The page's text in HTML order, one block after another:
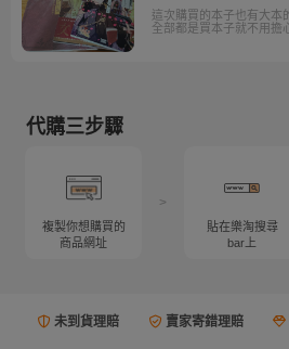
這次購買的本子也有大本
全部都是買本子就不用擔
代購三步驟
複製你想購買的
商品網址
>
貼在樂淘搜尋
bar上
未到貨理賠 賣家寄錯理賠